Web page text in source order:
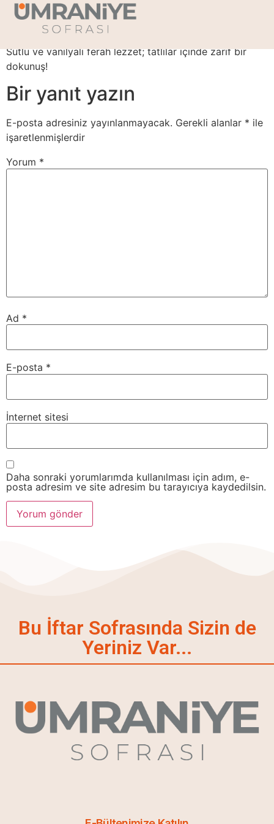
Kardelen Tatlısı
Sütlü ve vanilyalı ferah lezzet; tatlılar içinde zarif bir
dokunuş!
Bir yanıt yazın
E-posta adresiniz yayınlanmayacak. Gerekli alanlar * ile
işaretlenmişlerdir
Yorum *
Ad *
E-posta *
İnternet sitesi
Daha sonraki yorumlarımda kullanılması için adım, e-
posta adresim ve site adresim bu tarayıcıya kaydedilsin.
Bu İftar Sofrasında Sizin de
Yeriniz Var...